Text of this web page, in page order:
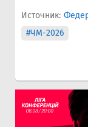
Источник:
#ЧМ-2026